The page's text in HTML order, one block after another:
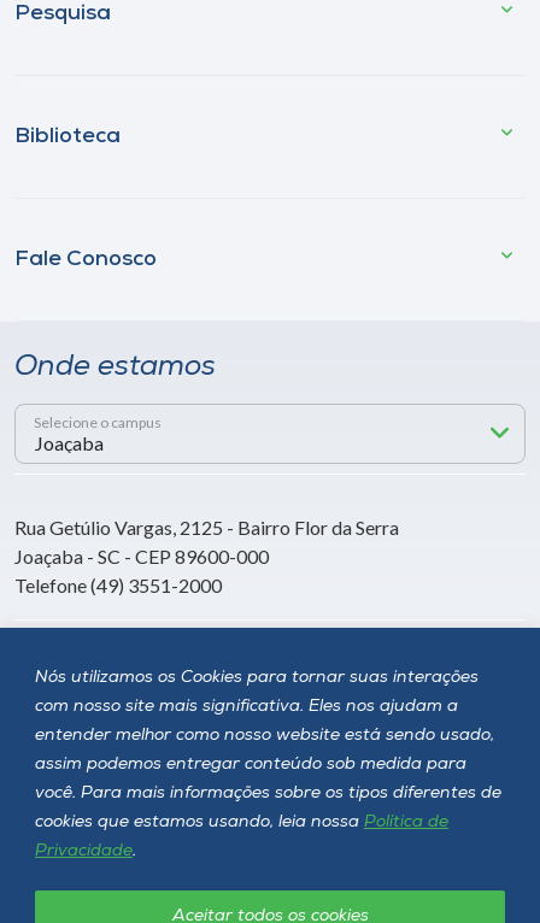
Nós utilizamos os Cookies para tornar suas interações
com nosso site mais significativa. Eles nos ajudam a
entender melhor como nosso website está sendo usado,
assim podemos entregar conteúdo sob medida para
você. Para mais informações sobre os tipos diferentes de
cookies que estamos usando, leia nossa Política de
Privacidade.
Aceitar todos os cookies
Pesquisa
Biblioteca
Fale Conosco
Onde estamos
Selecione o campus
Rua Getúlio Vargas, 2125 - Bairro Flor da Serra
Joaçaba - SC - CEP 89600-000
Telefone (49) 3551-2000
Siga a Unoesc